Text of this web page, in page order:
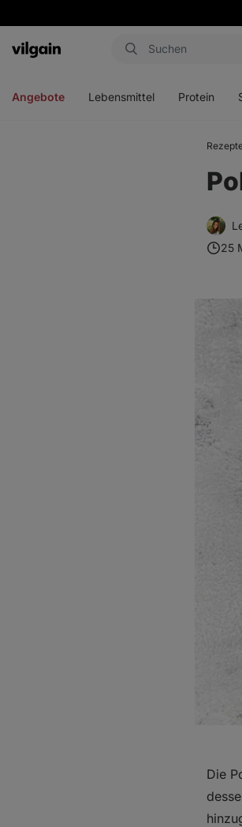
Aktin
Angebote Lebensmittel Protein
25
Die